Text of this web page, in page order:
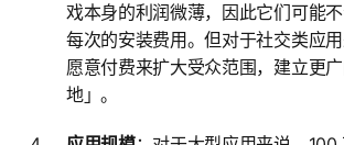
戏本身的利润微薄，因此它们可能
每次的安装费用。但对于社交类应
愿意付费来扩大受众范围，建立更
地」。